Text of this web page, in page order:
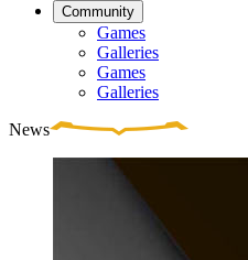
Community
Games
Galleries
Games
Galleries
News